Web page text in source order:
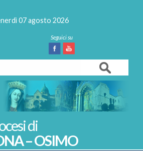
07 agosto 2026
Facebook
Youtube
Search
– OSIMO